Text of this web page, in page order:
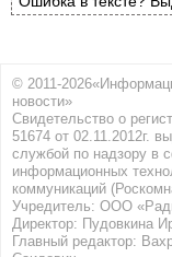
© 2011-
новости»
Свидетельство о
51674 от 02.11.2012г.
службой по надзору в
информационных
коммуникаций
Учредитель: ООО
Директор: Пудовкина
Главный редактор: